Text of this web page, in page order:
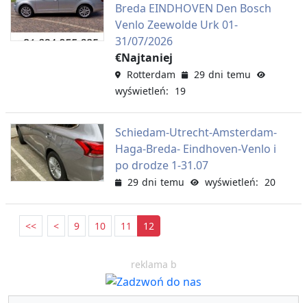
Breda EINDHOVEN Den Bosch
Venlo Zeewolde Urk 01-
31/07/2026
€Najtaniej
Rotterdam
29 dni temu
wyświetleń: 19
Schiedam-Utrecht-Amsterdam-
Haga-Breda- Eindhoven-Venlo i
po drodze 1-31.07
29 dni temu wyświetleń: 20
<< < 9 10 11 12
reklama b